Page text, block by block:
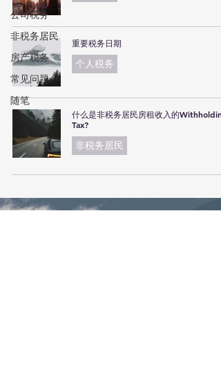
公司税务
非税务居民
房产税务
常见问题
随笔
重要税务日期
个人税务
什么是非税务居民房租收入的
Tax?
非税务居民